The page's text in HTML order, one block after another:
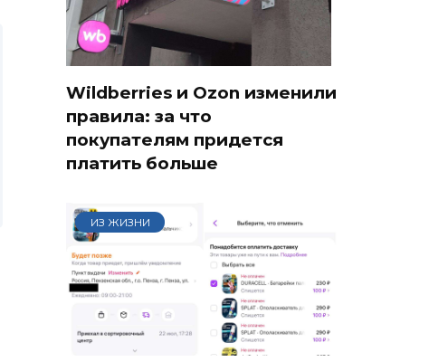
Wildberries и Ozon изменили
правила: за что
покупателям придется
платить больше
ИЗ ЖИЗНИ